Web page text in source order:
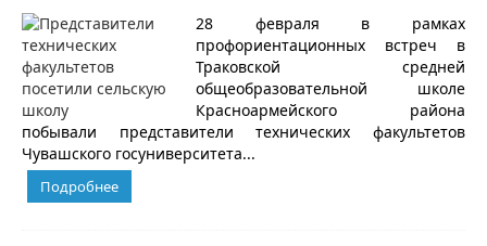
28 февраля в рамках
профориентационных встреч в
Траковской средней
общеобразовательной школе
Красноармейского района
побывали представители технических факультетов
Чувашского госуниверситета...
Подробнее